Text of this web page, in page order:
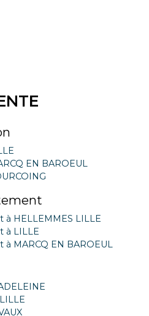
EN BAROEUL
HELLEMMES LILLE
à LILLE
MARCQ EN BAROEUL